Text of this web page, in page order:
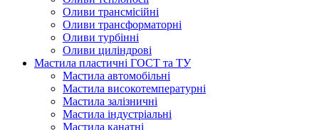
Оливи трансмісійні
Оливи трансформаторні
Оливи турбінні
Оливи циліндрові
Мастила пластичні ГОСТ та ТУ
Мастила автомобільні
Мастила високотемпературні
Мастила залізничні
Мастила індустріальні
Мастила канатні